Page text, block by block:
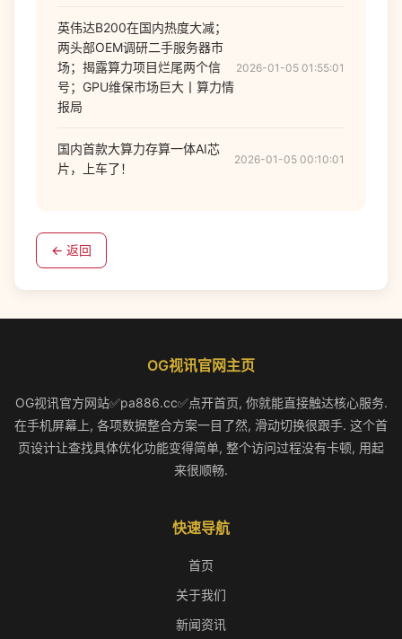
英伟达B200在国内热度大减；
两头部OEM调研二手服务器市
场；揭露算力项目烂尾两个信
号；GPU维保市场巨大丨算力情
报局
2026-01-05 01:55:01
国内首款大算力存算一体AI芯
片，上车了！
2026-01-05 00:10:01
← 返回
OG视讯官网主页
OG视讯官方网站✅pa886.cc✅点开首页, 你就能直接触达核心服务.
在手机屏幕上, 各项数据整合方案一目了然, 滑动切换很跟手. 这个首
页设计让查找具体优化功能变得简单, 整个访问过程没有卡顿, 用起
来很顺畅.
快速导航
首页
关于我们
新闻资讯